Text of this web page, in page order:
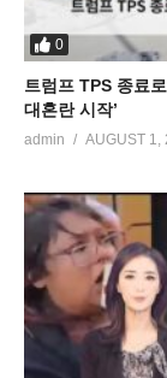
0
트럼프 TPS 종료
대혼란 시작’
admin AUGUST 1,